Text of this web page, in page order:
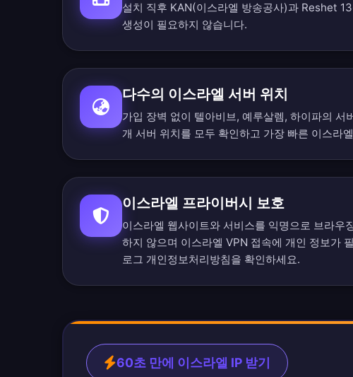
설치 직후 KAN(이스라엘 방송공사)과 Reshet
생성이 필요하지 않습니다.
다수의 이스라엘 서버 위치
가입 장벽 없이 텔아비브, 예루살렘, 하이파의 서
개 서버 위치를 모두 확인하고 가장 빠른 이스라
이스라엘 프라이버시 보호
이스라엘 웹사이트와 서비스를 익명으로 브라우
하지 않으며 이스라엘 VPN 접속에 개인 정보가
로그 개인정보처리방침을 확인하세요.
60초 만에 이스라엘 IP 받기